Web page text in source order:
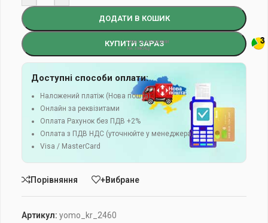
ДОДАТИ В КОШИК
КУПИТИ ЗАРАЗ
Доступні способи оплати:
Наложений платіж (Нова пошта)
Онлайн за реквізитами
Оплата Рахунок без ПДВ +2%
Оплата з ПДВ НДС (уточнюйте у менеджера)
Visa / MasterCard
Порівняння +Вибране
Артикул: yomo_kr_2460